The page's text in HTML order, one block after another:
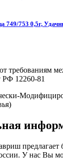
749/753 0,5г,
требованиям
РФ 12260-81
У нас Вы